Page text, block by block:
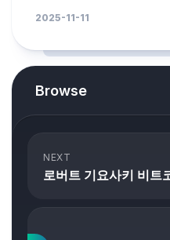
2025-11-11
Browse
NEXT
로버트 기요사키 비트